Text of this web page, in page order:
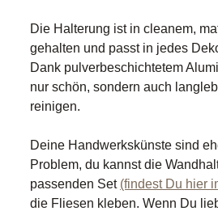
Die Halterung ist in cleanem,
gehalten und passt in jedes
Dank pulverbeschichtetem
nur schön, sondern auch
reinigen.
Deine Handwerkskünste sind
Problem, du kannst die
passenden Set (findest Du hier
die Fliesen kleben. Wenn Du